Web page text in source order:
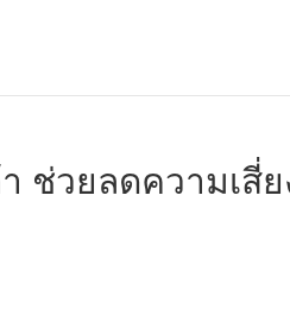
ช่วยลดความเสี่